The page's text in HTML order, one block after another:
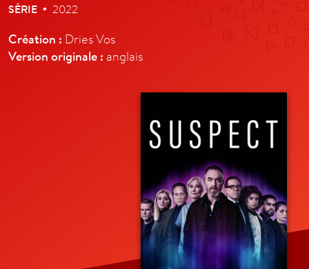
SÉRIE • 2022
Création : Dries Vos
Version originale : anglais